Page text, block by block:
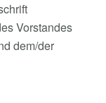
Vorstandes
dem/der